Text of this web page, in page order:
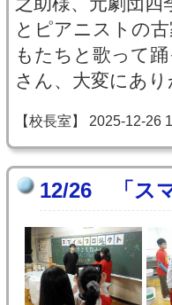
とピアニストの
もたちと歌って
さん、大変にあ
【校長室】 2025-12-26
12/26 「ス